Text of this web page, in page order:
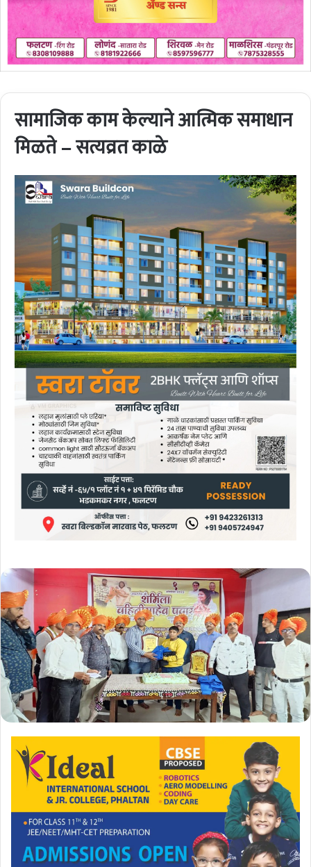
सामाजिक काम केल्याने आत्मिक समाधान
मिळते – सत्यव्रत काळे